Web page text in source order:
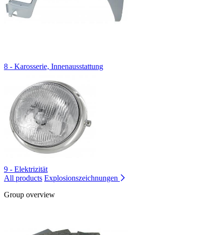
8 - Karosserie, Innenausstattung
9 - Elektrizität
All products Explosionszeichnungen
Group overview